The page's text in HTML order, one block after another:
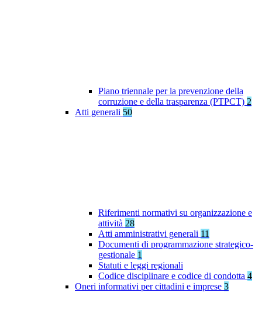
Piano triennale per la prevenzione della
corruzione e della trasparenza (PTPCT) 2
Atti generali 50
Riferimenti normativi su organizzazione e
attività 28
Atti amministrativi generali 11
Documenti di programmazione strategico-
gestionale 1
Statuti e leggi regionali
Codice disciplinare e codice di condotta 4
Oneri informativi per cittadini e imprese 3